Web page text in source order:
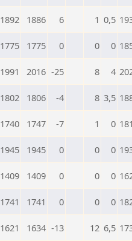
1892 1886 6 1 0,5
1775 1775 0 0 0
1991 2016 -25 8 4
1802 1806 -4 8 3,5
1740 1747 -7 1 0
1945 1945 0 0 0
1409 1409 0 0 0
1741 1741 0 0 0
1621 1634 -13 12 6,5